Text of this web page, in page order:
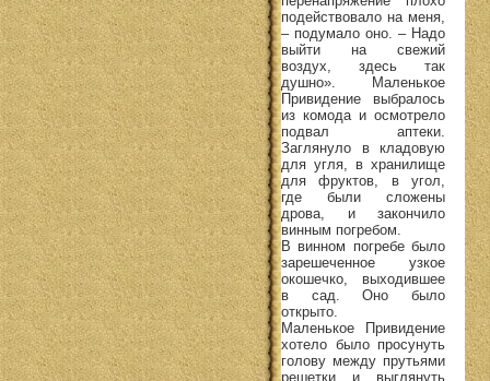
подействовало на меня,
– подумало оно. – Надо
выйти на свежий
воздух, здесь так
душно». Маленькое
Привидение выбралось
из комода и осмотрело
подвал аптеки.
Заглянуло в кладовую
для угля, в хранилище
для фруктов, в угол,
где были сложены
дрова, и закончило
винным погребом.
В винном погребе было
зарешеченное узкое
окошечко, выходившее
в сад. Оно было
открыто.
Маленькое Привидение
хотело было просунуть
голову между прутьями
решетки и выглянуть